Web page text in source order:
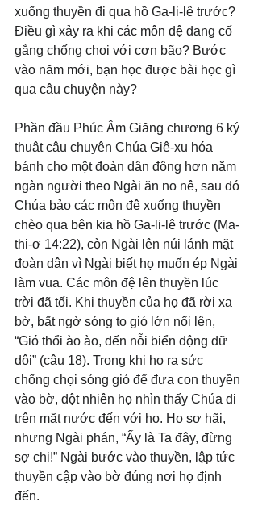
xuống thuyền đi qua hồ Ga-li-lê trước?
Điều gì xảy ra khi các môn đệ đang cố
gắng chống chọi với cơn bão? Bước
vào năm mới, bạn học được bài học gì
qua câu chuyện này?
Phần đầu Phúc Âm Giăng chương 6 ký
thuật câu chuyện Chúa Giê-xu hóa
bánh cho một đoàn dân đông hơn năm
ngàn người theo Ngài ăn no nê, sau đó
Chúa bảo các môn đệ xuống thuyền
chèo qua bên kia hồ Ga-li-lê trước (Ma-
thi-ơ 14:22), còn Ngài lên núi lánh mặt
đoàn dân vì Ngài biết họ muốn ép Ngài
làm vua. Các môn đệ lên thuyền lúc
trời đã tối. Khi thuyền của họ đã rời xa
bờ, bất ngờ sóng to gió lớn nổi lên,
“Gió thổi ào ào, đến nỗi biển động dữ
dội” (câu 18). Trong khi họ ra sức
chống chọi sóng gió để đưa con thuyền
vào bờ, đột nhiên họ nhìn thấy Chúa đi
trên mặt nước đến với họ. Họ sợ hãi,
nhưng Ngài phán, “Ấy là Ta đây, đừng
sợ chi!” Ngài bước vào thuyền, lập tức
thuyền cập vào bờ đúng nơi họ định
đến.